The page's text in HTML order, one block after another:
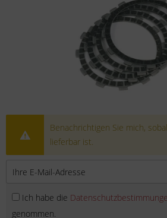
Benachrichtigen Sie mich,
lieferbar ist.
Ich habe die
genommen.